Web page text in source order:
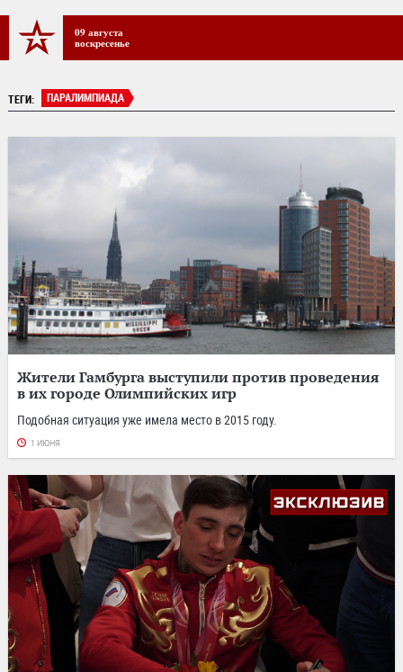
09 августа
воскресенье
ТЕГИ: ПАРАЛИМПИАДА
Жители Гамбурга выступили против проведения
в их городе Олимпийских игр
Подобная ситуация уже имела место в 2015 году.
1 ИЮНЯ